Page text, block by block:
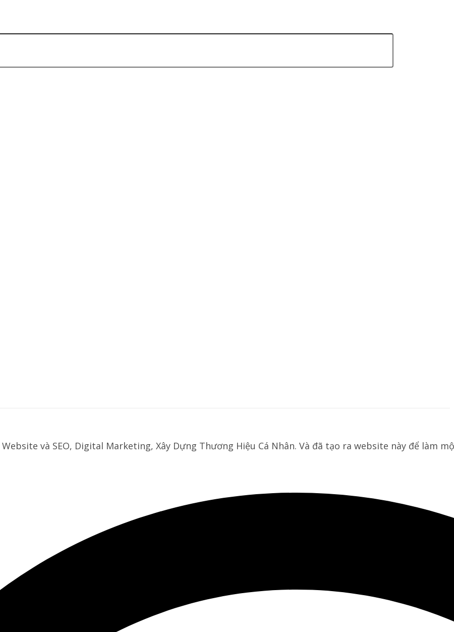
và SEO, Digital Marketing, Xây Dựng Thương Hiệu Cá Nhân. Và đã tạo ra website này để